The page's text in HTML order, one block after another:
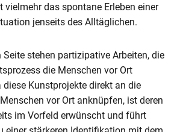
vielmehr das spontane Erleben einer
jenseits des Alltäglichen.
Seite stehen partizipative Arbeiten, die
die Menschen vor Ort
diese Kunstprojekte direkt an die
vor Ort anknüpfen, ist deren
im Vorfeld erwünscht und führt